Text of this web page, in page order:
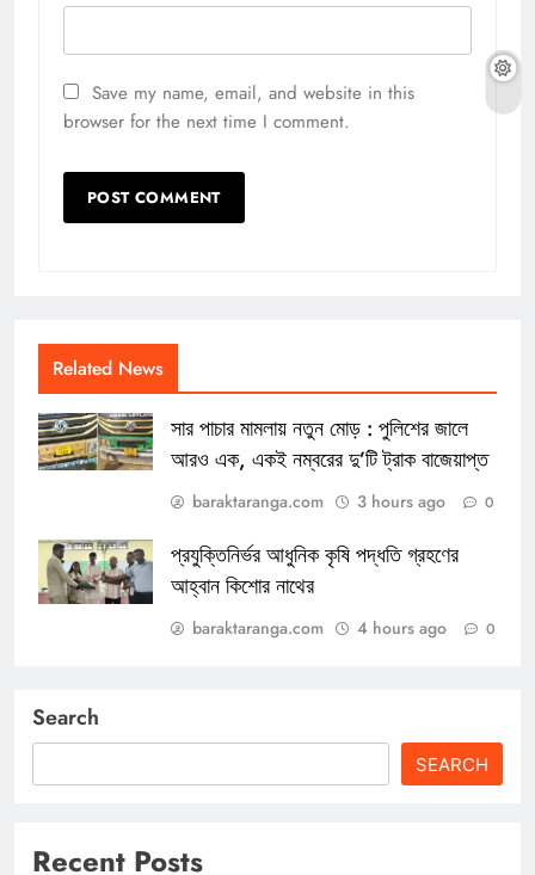
Save my name, email, and website in this
browser for the next time I comment.
Related News
সার পাচার মামলায় নতুন মোড় : পুলিশের জালে
আরও এক, একই নম্বরের দু’টি ট্রাক বাজেয়াপ্ত
baraktaranga.com 3 hours ago 0
প্রযুক্তিনির্ভর আধুনিক কৃষি পদ্ধতি গ্রহণের
আহ্বান কিশোর নাথের
baraktaranga.com 4 hours ago 0
Search
SEARCH
Recent Posts